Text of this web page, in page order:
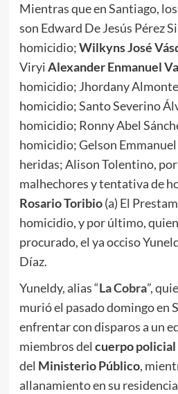
Mientras que en Santiago,
son Edward De Jesús Pérez
homicidio;Wilkyns José
ViryiAlexander Enmanuel
homicidio; Jhordany
homicidio; Santo Severino
homicidio; Ronny Abel
homicidio; Gelson
heridas; Alison Tolentino,
malhechores y tentativa de
Rosario Toribio(a) El
homicidio, y por último,
procurado, el ya occiso
Díaz.
Yuneldy, alias “La Cobra”,
murió el pasado domingo en
enfrentar con disparos a un
miembros del cuerpo policial
del Ministerio Público,
allanamiento en su